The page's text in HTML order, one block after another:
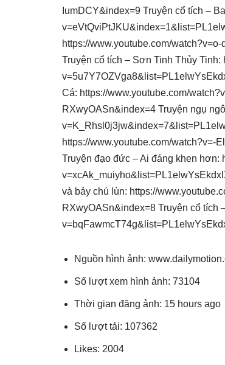
IumDCY&index=9 Truyện cổ tích –
https://www.youtube.com/
Truyện cổ tích – Sơn Tinh Thủy
Cá: https://www.youtube.com/
RXwyOASn&index=4 Truyện ngụ
https://www.youtube.com/watch?v=-
Truyện đạo đức – Ai đáng khen hơn:
và bảy chú lùn: https://
RXwyOASn&index=8 Truyện cổ tích
Nguồn hình ảnh:
Số lượt xem hình ảnh: 73104
Thời gian đăng ảnh: 15 hours ago
Số lượt tải: 107362
Likes: 2004